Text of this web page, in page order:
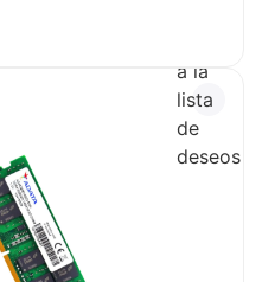
a la
lista
de
deseos